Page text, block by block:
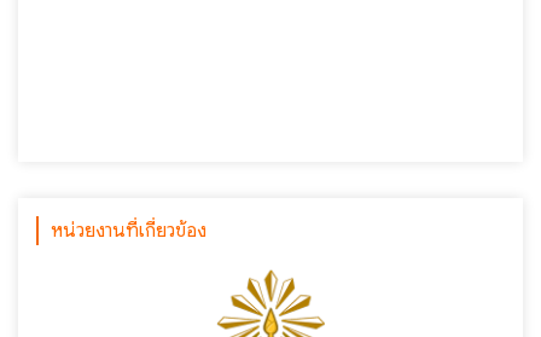
หน่วยงานที่เกี่ยวข้อง